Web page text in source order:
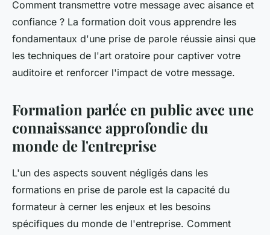
Comment transmettre votre message avec aisance et
confiance ? La formation doit vous apprendre les
fondamentaux d'une prise de parole réussie ainsi que
les techniques de l'art oratoire pour captiver votre
auditoire et renforcer l'impact de votre message.
Formation parlée en public avec une
connaissance approfondie du
monde de l'entreprise
L'un des aspects souvent négligés dans les
formations en prise de parole est la capacité du
formateur à cerner les enjeux et les besoins
spécifiques du monde de l'entreprise. Comment